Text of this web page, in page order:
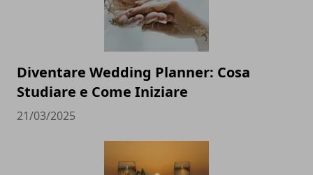
Diventare Wedding Planner: Cosa
Studiare e Come Iniziare
21/03/2025